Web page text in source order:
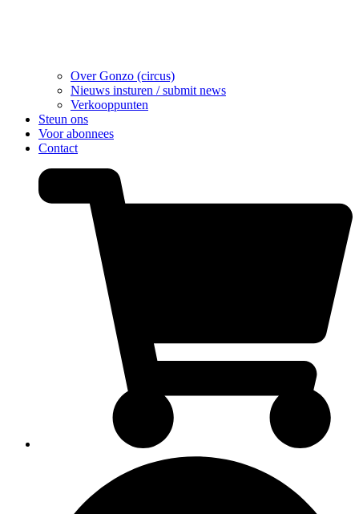
Over Gonzo (circus)
Nieuws insturen / submit news
Verkooppunten
Steun ons
Voor abonnees
Contact